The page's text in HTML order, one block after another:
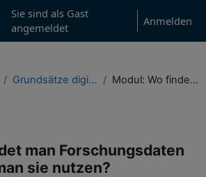
Sie sind als Gast
angemeldet
Anmelden
Grundsätze digitaler Publikation, Nachnutzung & Datenorganisation Modul: Wo findet man Forschungsdaten und wie darf man sie nutzen?
man Forschungsdaten
sie nutzen?